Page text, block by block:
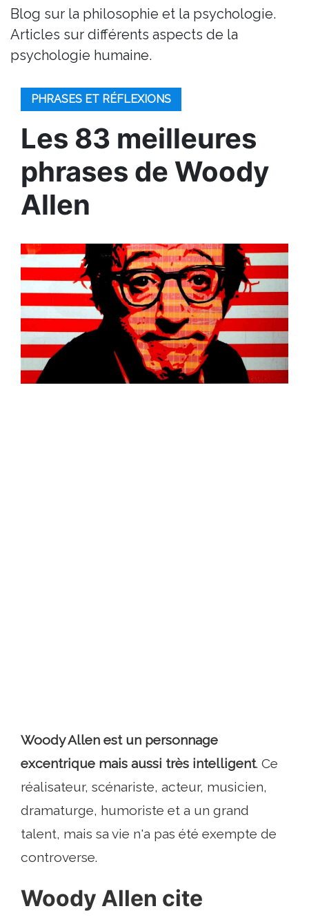
Blog sur la philosophie et la psychologie.
Articles sur différents aspects de la
psychologie humaine.
PHRASES ET RÉFLEXIONS
Les 83 meilleures
phrases de Woody
Allen
Woody Allen est un personnage
excentrique mais aussi très intelligent. Ce
réalisateur, scénariste, acteur, musicien,
dramaturge, humoriste et a un grand
talent, mais sa vie n'a pas été exempte de
controverse.
Woody Allen cite